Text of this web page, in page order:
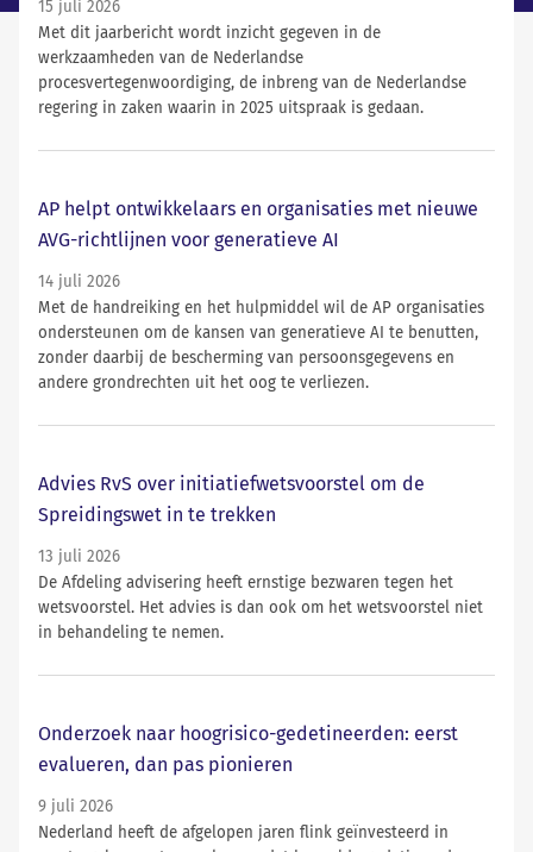
15 juli 2026
Met dit jaarbericht wordt inzicht gegeven in de
werkzaamheden van de Nederlandse
procesvertegenwoordiging, de inbreng van de Nederlandse
regering in zaken waarin in 2025 uitspraak is gedaan.
AP helpt ontwikkelaars en organisaties met nieuwe
AVG-richtlijnen voor generatieve AI
14 juli 2026
Met de handreiking en het hulpmiddel wil de AP organisaties
ondersteunen om de kansen van generatieve AI te benutten,
zonder daarbij de bescherming van persoonsgegevens en
andere grondrechten uit het oog te verliezen.
Advies RvS over initiatiefwetsvoorstel om de
Spreidingswet in te trekken
13 juli 2026
De Afdeling advisering heeft ernstige bezwaren tegen het
wetsvoorstel. Het advies is dan ook om het wetsvoorstel niet
in behandeling te nemen.
Onderzoek naar hoogrisico-gedetineerden: eerst
evalueren, dan pas pionieren
9 juli 2026
Nederland heeft de afgelopen jaren flink geïnvesteerd in